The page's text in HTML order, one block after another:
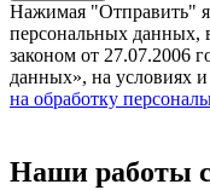
Нажимая "Отправить" я
персональных данных,
законом от 27.07.2006
данных», на условиях
на обработку
Наши работы